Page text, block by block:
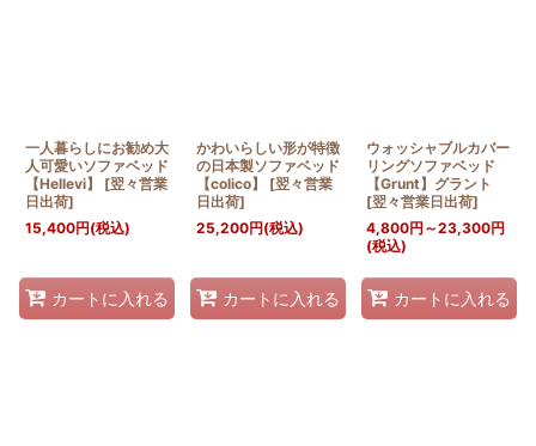
一人暮らしにお勧め大
人可愛いソファベッド
【Hellevi】
[翌々営業
日出荷]
15,400円(税込)
カートに入れる
かわいらしい形が特徴
の日本製ソファベッド
【colico】
[翌々営業
日出荷]
25,200円(税込)
カートに入れる
ウォッシャブルカバー
リングソファベッド
【Grunt】グラント
[翌々営業日出荷]
4,800円 ～23,300円
(税込)
カートに入れる